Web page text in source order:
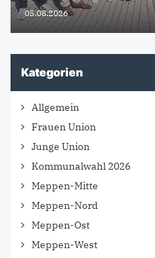
05.08.2026
Kategorien
Allgemein
Frauen Union
Junge Union
Kommunalwahl 2026
Meppen-Mitte
Meppen-Nord
Meppen-Ost
Meppen-West